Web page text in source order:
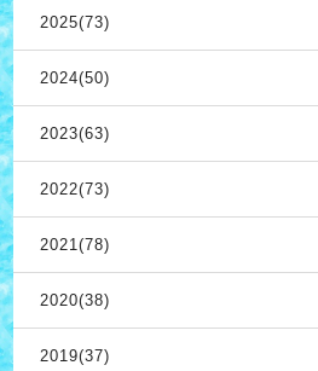
2025(73)
2024(50)
2023(63)
2022(73)
2021(78)
2020(38)
2019(37)